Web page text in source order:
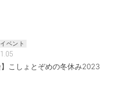
ベント
】こしょとぞめの冬休み2023